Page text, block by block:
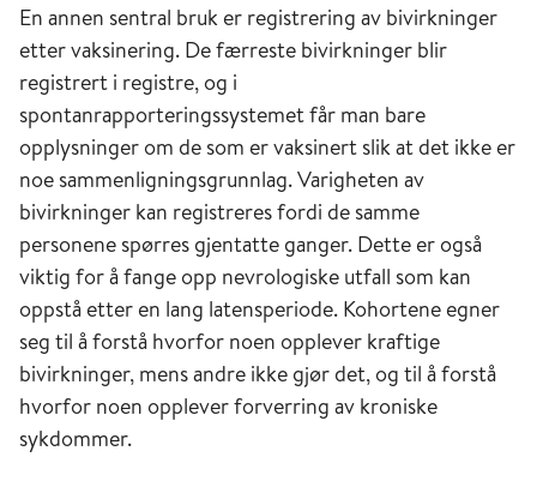
En annen sentral bruk er registrering av bivirkninger
etter vaksinering. De færreste bivirkninger blir
registrert i registre, og i
spontanrapporteringssystemet får man bare
opplysninger om de som er vaksinert slik at det ikke er
noe sammenligningsgrunnlag. Varigheten av
bivirkninger kan registreres fordi de samme
personene spørres gjentatte ganger. Dette er også
viktig for å fange opp nevrologiske utfall som kan
oppstå etter en lang latensperiode. Kohortene egner
seg til å forstå hvorfor noen opplever kraftige
bivirkninger, mens andre ikke gjør det, og til å forstå
hvorfor noen opplever forverring av kroniske
sykdommer.